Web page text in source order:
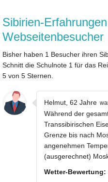
Sibirien-
Webseitenbesucher
Bisher haben 1 Besucher ihren
Schnitt die Schulnote 1 für das
5 von 5 Sternen.
Helmut, 62 Jahre
Während der
Transsibirischen
Grenze bis nach
angenehmen
(ausgerechnet)
Wetter-Bewertung: